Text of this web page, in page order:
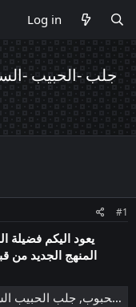
Log in
#1
المنهج الجديد من
سحر القلوب في جلب